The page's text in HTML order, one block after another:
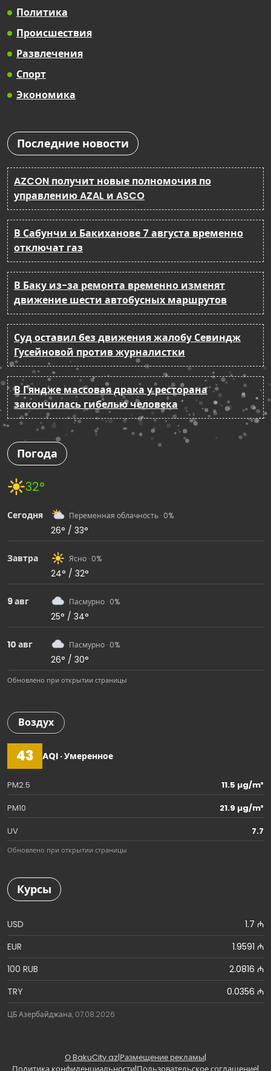
Политика
Происшествия
Развлечения
Спорт
Экономика
Последние новости
AZCON получит новые полномочия по
управлению AZAL и ASCO
В Сабунчи и Бакиханове 7 августа временно
отключат газ
В Баку из-за ремонта временно изменят
движение шести автобусных маршрутов
Суд оставил без движения жалобу Севиндж
Гусейновой против журналистки
В Гяндже массовая драка у ресторана
закончилась гибелью человека
Погода
32°
Сегодня Переменная облачность · 0%
26° / 33°
Завтра Ясно · 0%
24° / 32°
9 авг Пасмурно · 0%
25° / 34°
10 авг Пасмурно · 0%
26° / 30°
Обновлено при открытии страницы
Воздух
43 AQI · Умеренное
PM2.5
11.5 µg/m³
PM10
21.9 µg/m³
UV
7.7
Обновлено при открытии страницы
Курсы
USD
1.7 ₼
EUR
1.9591 ₼
100 RUB
2.0816 ₼
TRY
0.0356 ₼
ЦБ Азербайджана, 07.08.2026
О BakuCity.az|Размещение рекламы|